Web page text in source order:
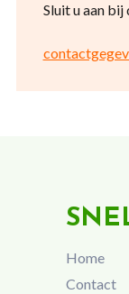
Sluit u aan bij
Home
Contact